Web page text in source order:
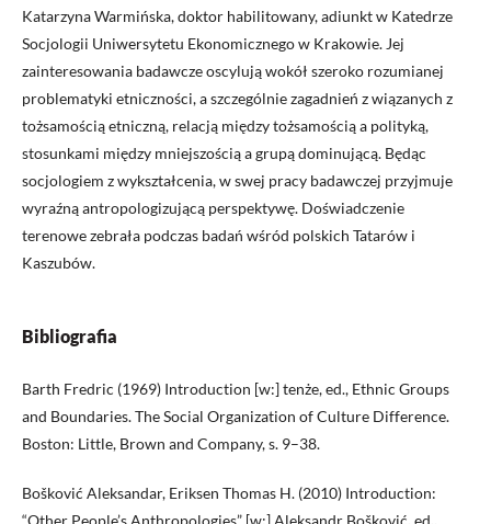
Katarzyna Warmińska, doktor habilitowany, adiunkt w Katedrze
Socjologii Uniwersytetu Ekonomicznego w Krakowie. Jej
zainteresowania badawcze oscylują wokół szeroko rozumianej
problematyki etniczności, a szczególnie zagadnień z wiązanych z
tożsamością etniczną, relacją między tożsamością a polityką,
stosunkami między mniejszością a grupą dominującą. Będąc
socjologiem z wykształcenia, w swej pracy badawczej przyjmuje
wyraźną antropologizującą perspektywę. Doświadczenie
terenowe zebrała podczas badań wśród polskich Tatarów i
Kaszubów.
Bibliografia
Barth Fredric (1969) Introduction [w:] tenże, ed., Ethnic Groups
and Boundaries. The Social Organization of Culture Difference.
Boston: Little, Brown and Company, s. 9–38.
Bošković Aleksandar, Eriksen Thomas H. (2010) Introduction:
“Other People’s Anthropologies” [w:] Aleksandr Bošković, ed.,